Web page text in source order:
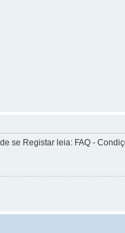
se Registar leia: FAQ -